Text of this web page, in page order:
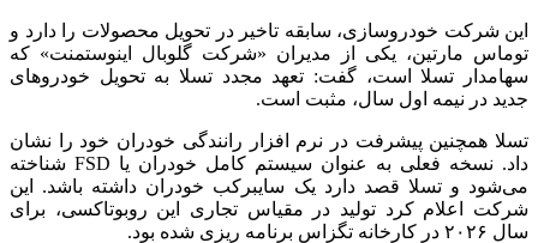
این شرکت خودروسازی، سابقه تاخیر در تحویل محصولات را دارد و
توماس مارتین، یکی از مدیران «شرکت گلوبال اینوستمنت» که
سهامدار تسلا است، گفت: تعهد مجدد تسلا به تحویل خودروهای
جدید در نیمه اول سال، مثبت است.
تسلا همچنین پیشرفت در نرم افزار رانندگی خودران خود را نشان
داد. نسخه فعلی به عنوان سیستم کامل خودران یا FSD شناخته
می‌شود و تسلا قصد دارد یک سایبرکب خودران داشته باشد. این
شرکت اعلام کرد تولید در مقیاس تجاری این روبوتاکسی، برای
سال ۲۰۲۶ در کارخانه تگزاس برنامه ریزی شده بود.